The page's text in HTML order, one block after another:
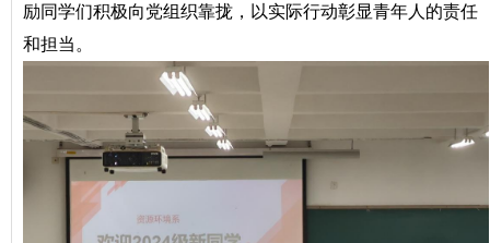
励同学们积极向党组织靠拢，以实际行动彰显青年人的责任
和担当。